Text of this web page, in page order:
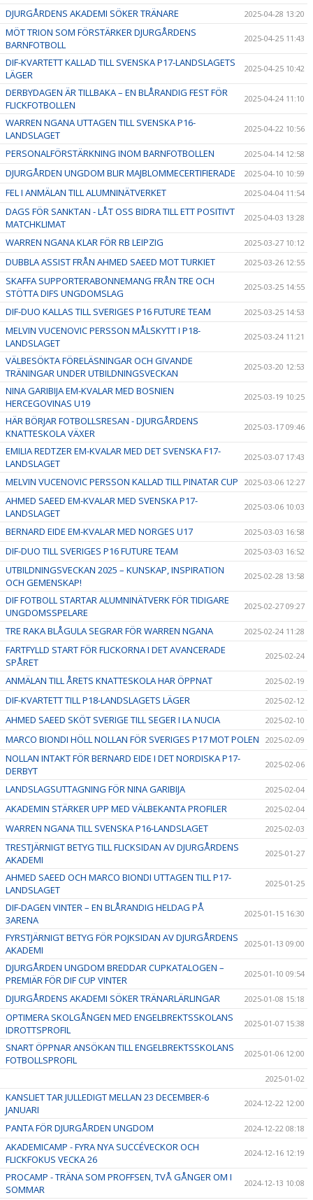
DJURGÅRDENS AKADEMI SÖKER TRÄNARE
2025-04-28 13:20
MÖT TRION SOM FÖRSTÄRKER DJURGÅRDENS
BARNFOTBOLL
2025-04-25 11:43
DIF-KVARTETT KALLAD TILL SVENSKA P17-LANDSLAGETS
LÄGER
2025-04-25 10:42
DERBYDAGEN ÄR TILLBAKA – EN BLÅRANDIG FEST FÖR
FLICKFOTBOLLEN
2025-04-24 11:10
WARREN NGANA UTTAGEN TILL SVENSKA P16-
LANDSLAGET
2025-04-22 10:56
PERSONALFÖRSTÄRKNING INOM BARNFOTBOLLEN 2025-04-14 12:58
DJURGÅRDEN UNGDOM BLIR MAJBLOMMECERTIFIERADE 2025-04-10 10:59
FEL I ANMÄLAN TILL ALUMNINÄTVERKET 2025-04-04 11:54
DAGS FÖR SANKTAN - LÅT OSS BIDRA TILL ETT POSITIVT
MATCHKLIMAT
2025-04-03 13:28
WARREN NGANA KLAR FÖR RB LEIPZIG 2025-03-27 10:12
DUBBLA ASSIST FRÅN AHMED SAEED MOT TURKIET 2025-03-26 12:55
SKAFFA SUPPORTERABONNEMANG FRÅN TRE OCH
STÖTTA DIFS UNGDOMSLAG
2025-03-25 14:55
DIF-DUO KALLAS TILL SVERIGES P16 FUTURE TEAM 2025-03-25 14:53
MELVIN VUCENOVIC PERSSON MÅLSKYTT I P18-
LANDSLAGET
2025-03-24 11:21
VÄLBESÖKTA FÖRELÄSNINGAR OCH GIVANDE
TRÄNINGAR UNDER UTBILDNINGSVECKAN
2025-03-20 12:53
NINA GARIBIJA EM-KVALAR MED BOSNIEN
HERCEGOVINAS U19
2025-03-19 10:25
HÄR BÖRJAR FOTBOLLSRESAN - DJURGÅRDENS
KNATTESKOLA VÄXER
2025-03-17 09:46
EMILIA REDTZER EM-KVALAR MED DET SVENSKA F17-
LANDSLAGET
2025-03-07 17:43
MELVIN VUCENOVIC PERSSON KALLAD TILL PINATAR CUP 2025-03-06 12:27
AHMED SAEED EM-KVALAR MED SVENSKA P17-
LANDSLAGET
2025-03-06 10:03
BERNARD EIDE EM-KVALAR MED NORGES U17 2025-03-03 16:58
DIF-DUO TILL SVERIGES P16 FUTURE TEAM 2025-03-03 16:52
UTBILDNINGSVECKAN 2025 – KUNSKAP, INSPIRATION
OCH GEMENSKAP!
2025-02-28 13:58
DIF FOTBOLL STARTAR ALUMNINÄTVERK FÖR TIDIGARE
UNGDOMSSPELARE
2025-02-27 09:27
TRE RAKA BLÅGULA SEGRAR FÖR WARREN NGANA 2025-02-24 11:28
FARTFYLLD START FÖR FLICKORNA I DET AVANCERADE
SPÅRET
2025-02-24
ANMÄLAN TILL ÅRETS KNATTESKOLA HAR ÖPPNAT 2025-02-19
DIF-KVARTETT TILL P18-LANDSLAGETS LÄGER 2025-02-12
AHMED SAEED SKÖT SVERIGE TILL SEGER I LA NUCIA 2025-02-10
MARCO BIONDI HÖLL NOLLAN FÖR SVERIGES P17 MOT POLEN 2025-02-09
NOLLAN INTAKT FÖR BERNARD EIDE I DET NORDISKA P17-
DERBYT
2025-02-06
LANDSLAGSUTTAGNING FÖR NINA GARIBIJA 2025-02-04
AKADEMIN STÄRKER UPP MED VÄLBEKANTA PROFILER 2025-02-04
WARREN NGANA TILL SVENSKA P16-LANDSLAGET 2025-02-03
TRESTJÄRNIGT BETYG TILL FLICKSIDAN AV DJURGÅRDENS
AKADEMI
2025-01-27
AHMED SAEED OCH MARCO BIONDI UTTAGEN TILL P17-
LANDSLAGET
2025-01-25
DIF-DAGEN VINTER – EN BLÅRANDIG HELDAG PÅ
3ARENA
2025-01-15 16:30
FYRSTJÄRNIGT BETYG FÖR POJKSIDAN AV DJURGÅRDENS
AKADEMI
2025-01-13 09:00
DJURGÅRDEN UNGDOM BREDDAR CUPKATALOGEN –
PREMIÄR FÖR DIF CUP VINTER
2025-01-10 09:54
DJURGÅRDENS AKADEMI SÖKER TRÄNARLÄRLINGAR 2025-01-08 15:18
OPTIMERA SKOLGÅNGEN MED ENGELBREKTSSKOLANS
IDROTTSPROFIL
2025-01-07 15:38
SNART ÖPPNAR ANSÖKAN TILL ENGELBREKTSSKOLANS
FOTBOLLSPROFIL
2025-01-06 12:00
2025-01-02
KANSLIET TAR JULLEDIGT MELLAN 23 DECEMBER-6
JANUARI
2024-12-22 12:00
PANTA FÖR DJURGÅRDEN UNGDOM 2024-12-22 08:18
AKADEMICAMP - FYRA NYA SUCCÉVECKOR OCH
FLICKFOKUS VECKA 26
2024-12-16 12:19
PROCAMP - TRÄNA SOM PROFFSEN, TVÅ GÅNGER OM I
SOMMAR
2024-12-13 10:08